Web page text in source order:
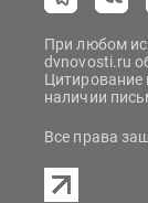
При любом
dvnovosti.ru
Цитирование
наличии
Все права